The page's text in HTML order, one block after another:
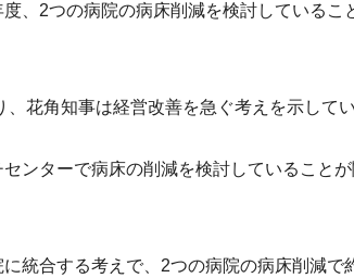
、2つの病院の病床削減を検討しているこ
花角知事は経営改善を急ぐ考えを示してい
ンターで病床の削減を検討していること
統合する考えで、2つの病院の病床削減で